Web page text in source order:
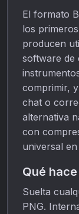
El formato
los
producen
software de
comprimir,
chat o
alternativa
con
universal
Qué
Suelta
PNG.